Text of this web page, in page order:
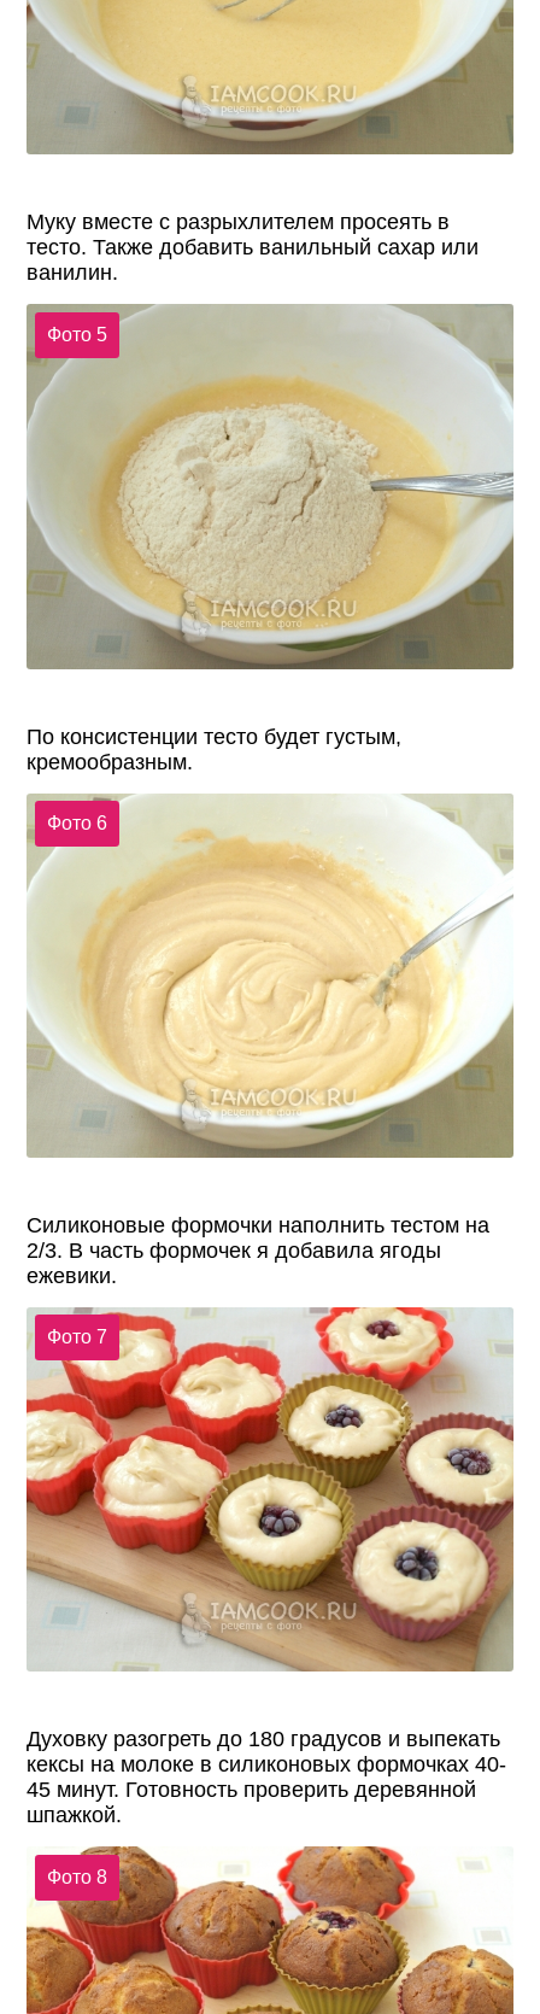
Муку вместе с разрыхлителем просеять в
тесто. Также добавить ванильный сахар или
ванилин.
Фото 5
По консистенции тесто будет густым,
кремообразным.
Фото 6
Силиконовые формочки наполнить тестом на
2/3. В часть формочек я добавила ягоды
ежевики.
Фото 7
Духовку разогреть до 180 градусов и выпекать
кексы на молоке в силиконовых формочках 40-
45 минут. Готовность проверить деревянной
шпажкой.
Фото 8